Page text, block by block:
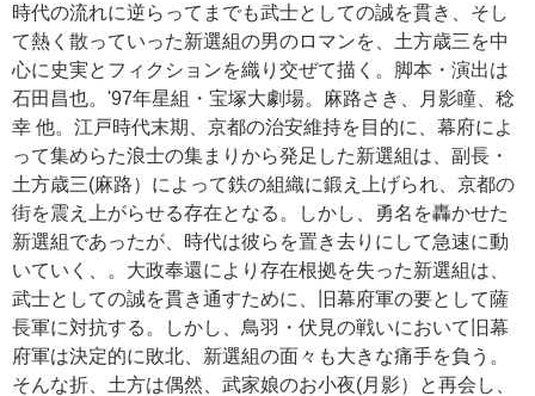
時代の流れに逆らってまでも武士としての誠を貫き、そし
て熱く散っていった新選組の男のロマンを、土方歳三を中
心に史実とフィクションを織り交ぜて描く。脚本・演出は
石田昌也。'97年星組・宝塚大劇場。麻路さき、月影瞳、稔
幸 他。江戸時代末期、京都の治安維持を目的に、幕府によ
って集めらた浪士の集まりから発足した新選組は、副長・
土方歳三(麻路）によって鉄の組織に鍛え上げられ、京都の
街を震え上がらせる存在となる。しかし、勇名を轟かせた
新選組であったが、時代は彼らを置き去りにして急速に動
いていく、。大政奉還により存在根拠を失った新選組は、
武士としての誠を貫き通すために、旧幕府軍の要として薩
長軍に対抗する。しかし、鳥羽・伏見の戦いにおいて旧幕
府軍は決定的に敗北、新選組の面々も大きな痛手を負う。
そんな折、土方は偶然、武家娘のお小夜(月影）と再会し、